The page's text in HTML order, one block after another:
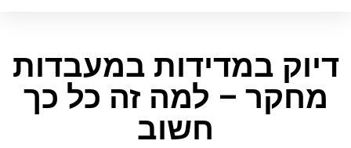
דיוק במדידות במעבדות
מחקר – למה זה כל כך
חשוב